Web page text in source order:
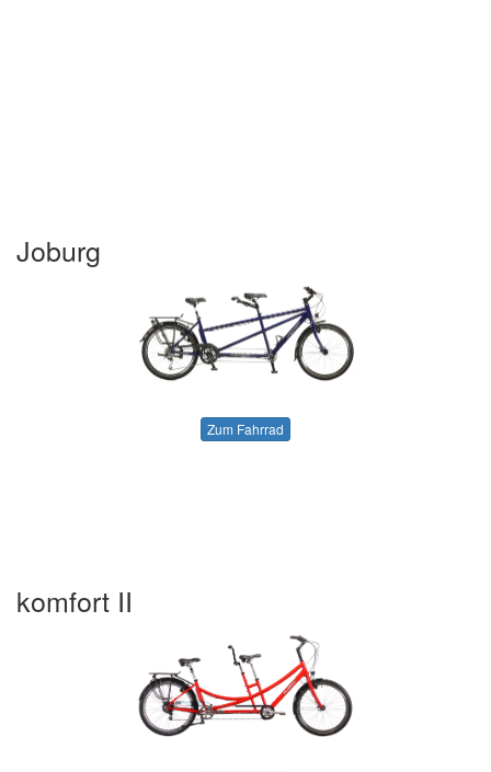
Joburg
Zum Fahrrad
komfort II